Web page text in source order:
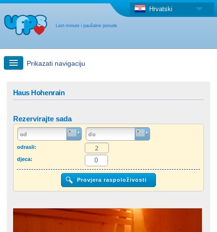
Last-minute i paušalne ponude
Hrvatski
Prikazati navigaciju
"Last Minute"ponuda + Paušalna ponuda
Druga država
Haus Hohenrain
Rezervirajte sada
odrasli:
djeca: